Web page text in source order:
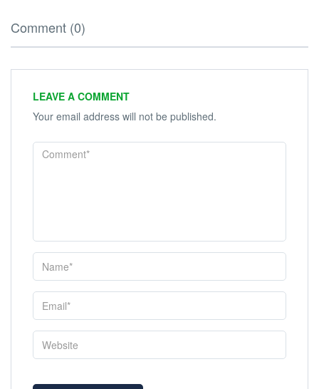
Comment (0)
LEAVE A COMMENT
Your email address will not be published.